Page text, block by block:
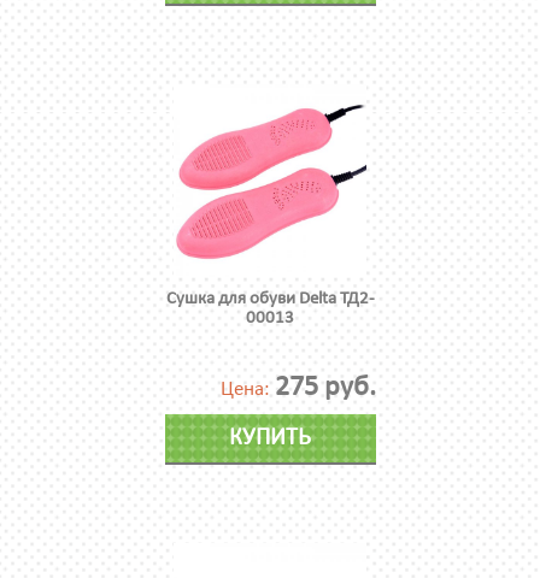
Сушка для обуви Delta ТД2-
00013
Цена: 275 руб.
КУПИТЬ